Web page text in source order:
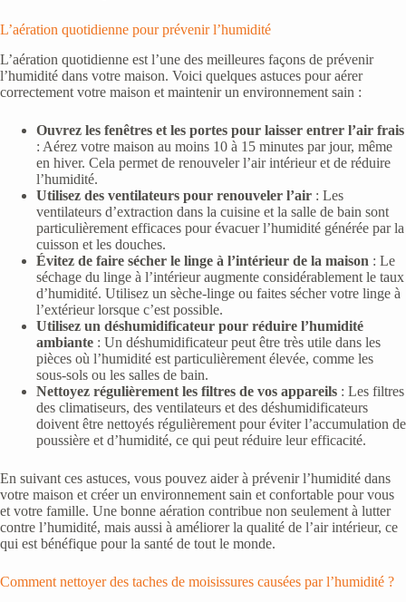
L’aération quotidienne pour prévenir l’humidité
L’aération quotidienne est l’une des meilleures façons de prévenir
l’humidité dans votre maison. Voici quelques astuces pour aérer
correctement votre maison et maintenir un environnement sain :
Ouvrez les fenêtres et les portes pour laisser entrer l’air frais
: Aérez votre maison au moins 10 à 15 minutes par jour, même
en hiver. Cela permet de renouveler l’air intérieur et de réduire
l’humidité.
Utilisez des ventilateurs pour renouveler l’air : Les
ventilateurs d’extraction dans la cuisine et la salle de bain sont
particulièrement efficaces pour évacuer l’humidité générée par la
cuisson et les douches.
Évitez de faire sécher le linge à l’intérieur de la maison : Le
séchage du linge à l’intérieur augmente considérablement le taux
d’humidité. Utilisez un sèche-linge ou faites sécher votre linge à
l’extérieur lorsque c’est possible.
Utilisez un déshumidificateur pour réduire l’humidité
ambiante : Un déshumidificateur peut être très utile dans les
pièces où l’humidité est particulièrement élevée, comme les
sous-sols ou les salles de bain.
Nettoyez régulièrement les filtres de vos appareils : Les filtres
des climatiseurs, des ventilateurs et des déshumidificateurs
doivent être nettoyés régulièrement pour éviter l’accumulation de
poussière et d’humidité, ce qui peut réduire leur efficacité.
En suivant ces astuces, vous pouvez aider à prévenir l’humidité dans
votre maison et créer un environnement sain et confortable pour vous
et votre famille. Une bonne aération contribue non seulement à lutter
contre l’humidité, mais aussi à améliorer la qualité de l’air intérieur, ce
qui est bénéfique pour la santé de tout le monde.
Comment nettoyer des taches de moisissures causées par l’humidité ?